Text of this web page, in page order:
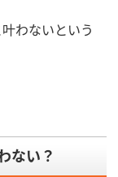
わないという
ない？